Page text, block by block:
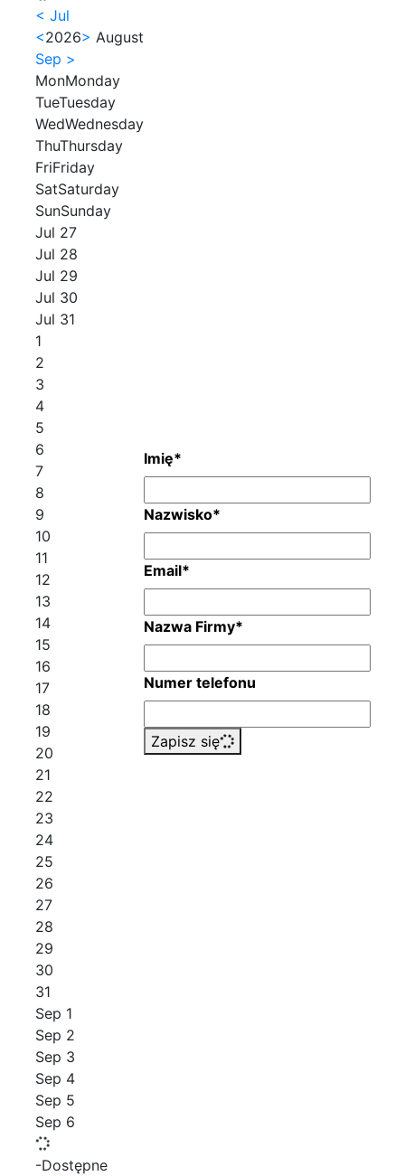
< Jul
<2026> August
Sep >
MonMonday
TueTuesday
WedWednesday
ThuThursday
FriFriday
SatSaturday
SunSunday
Jul 27
Jul 28
Jul 29
Jul 30
Jul 31
1
2
3
4
5
6
7
8
9
10
11
12
13
14
15
16
17
18
19
20
21
22
23
24
25
26
27
28
29
30
31
Sep 1
Sep 2
Sep 3
Sep 4
Sep 5
Sep 6
-Dostępne
Imię*
Nazwisko*
Email*
Nazwa Firmy*
Numer telefonu
Zapisz się